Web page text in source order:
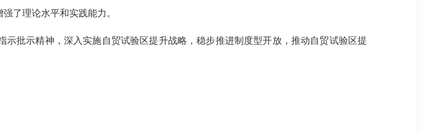
了理论水平和实践能力。
示批示精神，深入实施自贸试验区提升战略，稳步推进制度型开放，推动自贸试验区提